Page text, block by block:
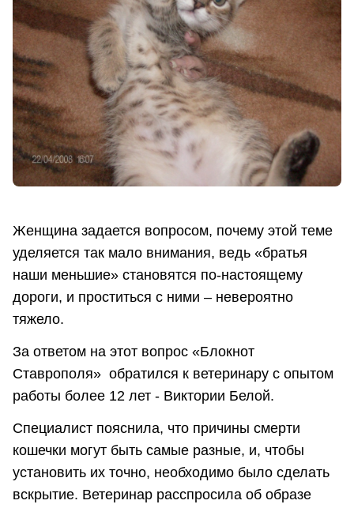
Женщина задается вопросом, почему этой теме
уделяется так мало внимания, ведь «братья
наши меньшие» становятся по-настоящему
дороги, и проститься с ними – невероятно
тяжело.
За ответом на этот вопрос «Блокнот
Ставрополя» обратился к ветеринару с опытом
работы более 12 лет - Виктории Белой.
Специалист пояснила, что причины смерти
кошечки могут быть самые разные, и, чтобы
установить их точно, необходимо было сделать
вскрытие. Ветеринар расспросила об образе